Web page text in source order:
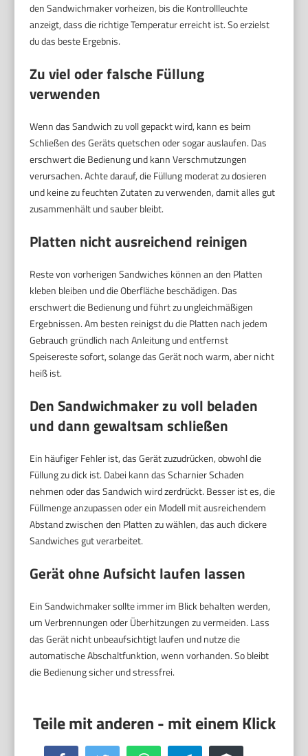
den Sandwichmaker vorheizen, bis die Kontrollleuchte
anzeigt, dass die richtige Temperatur erreicht ist. So erzielst
du das beste Ergebnis.
Zu viel oder falsche Füllung
verwenden
Wenn das Sandwich zu voll gepackt wird, kann es beim
Schließen des Geräts quetschen oder sogar auslaufen. Das
erschwert die Bedienung und kann Verschmutzungen
verursachen. Achte darauf, die Füllung moderat zu dosieren
und keine zu feuchten Zutaten zu verwenden, damit alles gut
zusammenhält und sauber bleibt.
Platten nicht ausreichend reinigen
Reste von vorherigen Sandwiches können an den Platten
kleben bleiben und die Oberfläche beschädigen. Das
erschwert die Bedienung und führt zu ungleichmäßigen
Ergebnissen. Am besten reinigst du die Platten nach jedem
Gebrauch gründlich nach Anleitung und entfernst
Speisereste sofort, solange das Gerät noch warm, aber nicht
heiß ist.
Den Sandwichmaker zu voll beladen
und dann gewaltsam schließen
Ein häufiger Fehler ist, das Gerät zuzudrücken, obwohl die
Füllung zu dick ist. Dabei kann das Scharnier Schaden
nehmen oder das Sandwich wird zerdrückt. Besser ist es, die
Füllmenge anzupassen oder ein Modell mit ausreichendem
Abstand zwischen den Platten zu wählen, das auch dickere
Sandwiches gut verarbeitet.
Gerät ohne Aufsicht laufen lassen
Ein Sandwichmaker sollte immer im Blick behalten werden,
um Verbrennungen oder Überhitzungen zu vermeiden. Lass
das Gerät nicht unbeaufsichtigt laufen und nutze die
automatische Abschaltfunktion, wenn vorhanden. So bleibt
die Bedienung sicher und stressfrei.